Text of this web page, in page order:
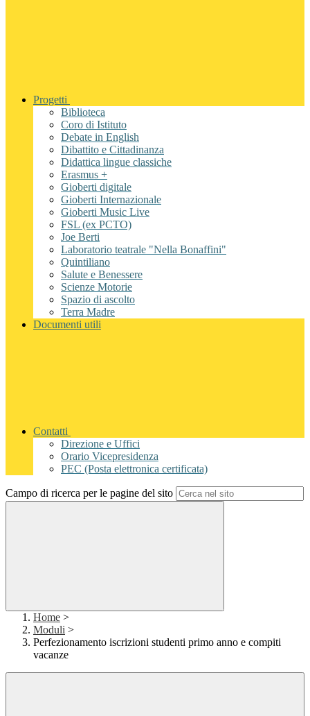
Progetti
Biblioteca
Coro di Istituto
Debate in English
Dibattito e Cittadinanza
Didattica lingue classiche
Erasmus +
Gioberti digitale
Gioberti Internazionale
Gioberti Music Live
FSL (ex PCTO)
Joe Berti
Laboratorio teatrale "Nella Bonaffini"
Quintiliano
Salute e Benessere
Scienze Motorie
Spazio di ascolto
Terra Madre
Documenti utili
Contatti
Direzione e Uffici
Orario Vicepresidenza
PEC (Posta elettronica certificata)
Campo di ricerca per le pagine del sito
Home >
Moduli >
Perfezionamento iscrizioni studenti primo anno e compiti
vacanze